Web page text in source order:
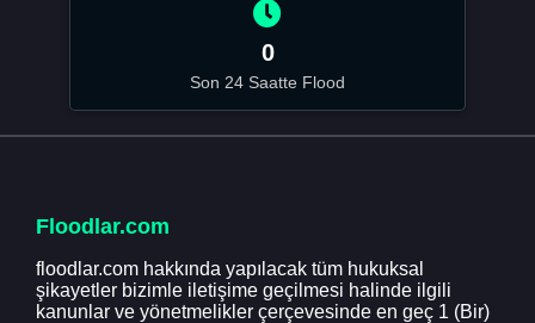
0
Son 24 Saatte Flood
Floodlar.com
floodlar.com hakkında yapılacak tüm hukuksal
şikayetler bizimle iletişime geçilmesi halinde ilgili
kanunlar ve yönetmelikler çerçevesinde en geç 1 (Bir)